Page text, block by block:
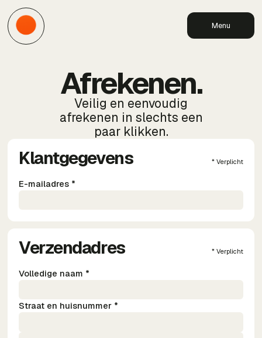
Menu
Afrekenen.
Veilig en eenvoudig
afrekenen in slechts een
paar klikken.
Klantgegevens * Verplicht
E-mailadres *
Verzendadres * Verplicht
Volledige naam *
Straat en huisnummer *